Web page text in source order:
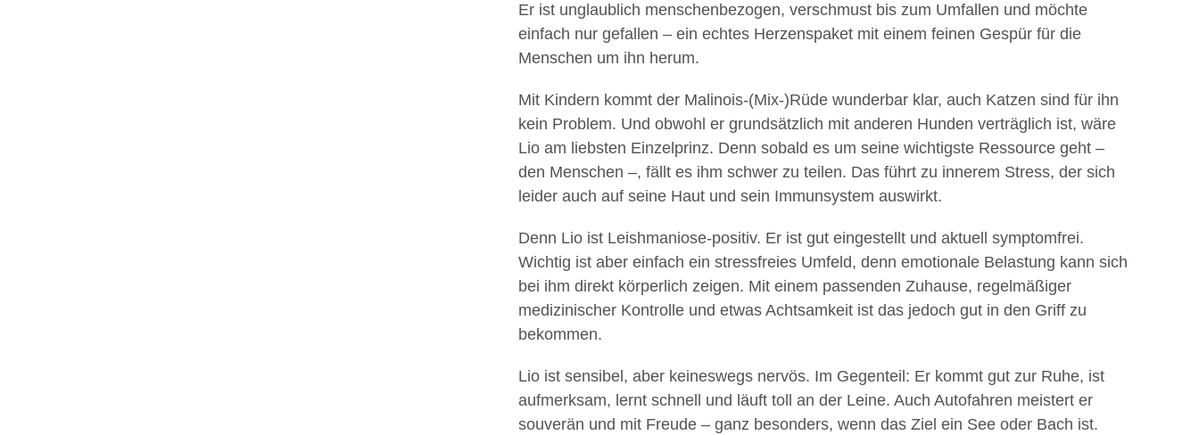
Er ist unglaublich menschenbezogen, verschmust bis zum Umfallen und möchte
einfach nur gefallen – ein echtes Herzenspaket mit einem feinen Gespür für die
Menschen um ihn herum.
Mit Kindern kommt der Malinois-(Mix-)Rüde wunderbar klar, auch Katzen sind für ihn
kein Problem. Und obwohl er grundsätzlich mit anderen Hunden verträglich ist, wäre
Lio am liebsten Einzelprinz. Denn sobald es um seine wichtigste Ressource geht –
den Menschen –, fällt es ihm schwer zu teilen. Das führt zu innerem Stress, der sich
leider auch auf seine Haut und sein Immunsystem auswirkt.
Denn Lio ist Leishmaniose-positiv. Er ist gut eingestellt und aktuell symptomfrei.
Wichtig ist aber einfach ein stressfreies Umfeld, denn emotionale Belastung kann sich
bei ihm direkt körperlich zeigen. Mit einem passenden Zuhause, regelmäßiger
medizinischer Kontrolle und etwas Achtsamkeit ist das jedoch gut in den Griff zu
bekommen.
Lio ist sensibel, aber keineswegs nervös. Im Gegenteil: Er kommt gut zur Ruhe, ist
aufmerksam, lernt schnell und läuft toll an der Leine. Auch Autofahren meistert er
souverän und mit Freude – ganz besonders, wenn das Ziel ein See oder Bach ist.